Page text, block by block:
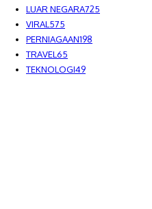
LUAR NEGARA725
VIRAL 575
PERNIAGAAN198
TRAVEL 65
TEKNOLOGI49